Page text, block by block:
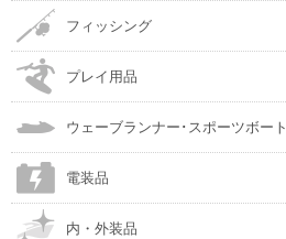
フィッシング
プレイ用品
ウェーブランナー･スポーツボート
電装品
内・外装品